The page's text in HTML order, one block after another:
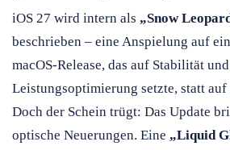
iOS 27 wird intern als „Snow
beschrieben – eine Anspielung auf
macOS-Release, das auf Stabilität und
Leistungsoptimierung setzte, statt auf
Doch der Schein trügt: Das Update
optische Neuerungen. Eine „Liquid